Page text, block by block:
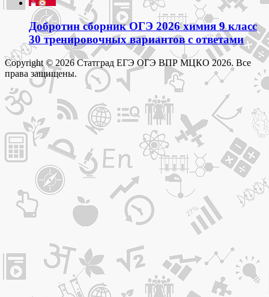
Добротин сборник ОГЭ 2026 химия 9 класс
30 тренировочных вариантов с ответами
Copyright © 2026 Статград ЕГЭ ОГЭ ВПР МЦКО 2026. Все
права защищены.